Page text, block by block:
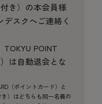
き）の本会員様
スクへご連絡く
POINT
は自動退会とな
（ポイントカード）と
）はどちらも同一名義の